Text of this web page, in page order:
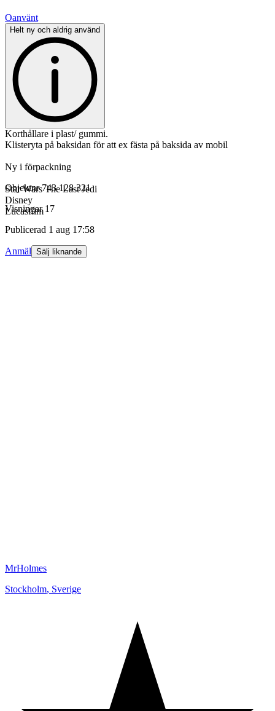
Oanvänt
Helt ny och aldrig använd
Korthållare i plast/ gummi.
Klisteryta på baksidan för att ex fästa på baksida av mobil
Ny i förpackning
Star Wars The Last Jedi
Disney
Lucasfilm
Objektnr 743 128 321
Visningar 17
Publicerad 1 aug 17:58
Anmäl Sälj liknande
MrHolmes
Stockholm, Sverige